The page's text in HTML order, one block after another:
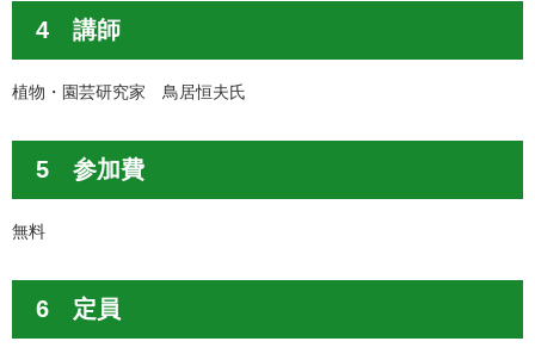
4 講師
植物・園芸研究家 鳥居恒夫氏
5 参加費
無料
6 定員